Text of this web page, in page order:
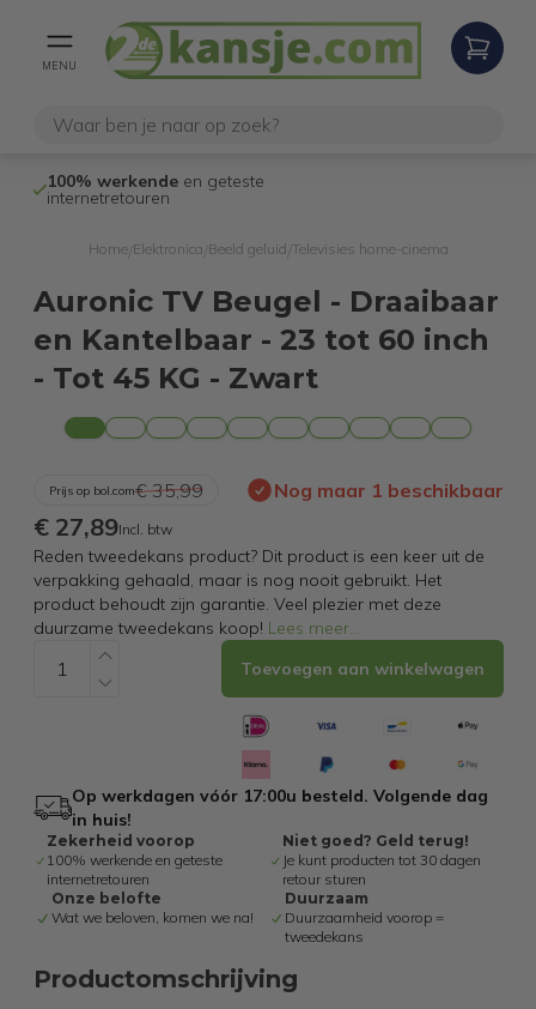
MENU
100% werkende en geteste
internetretouren
Home/ Elektronica Beeld geluid Televisies home-cinema
Auronic TV Beugel - Draaibaar
en Kantelbaar - 23 tot 60 inch
- Tot 45 KG - Zwart
Prijs op bol.com€ 35,99 Nog maar 1 beschikbaar
€ 27,89Incl. btw
Reden tweedekans product? Dit product is een keer uit de
verpakking gehaald, maar is nog nooit gebruikt. Het
product behoudt zijn garantie. Veel plezier met deze
duurzame tweedekans koop! Lees meer...
Toevoegen aan winkelwagen
Op werkdagen vóór 17:00u besteld. Volgende dag
in huis!
Zekerheid voorop
100% werkende en geteste
internetretouren
Niet goed? Geld terug!
Je kunt producten tot 30 dagen
retour sturen
Onze belofte
Wat we beloven, komen we na!
Duurzaam
Duurzaamheid voorop =
tweedekans
Productomschrijving